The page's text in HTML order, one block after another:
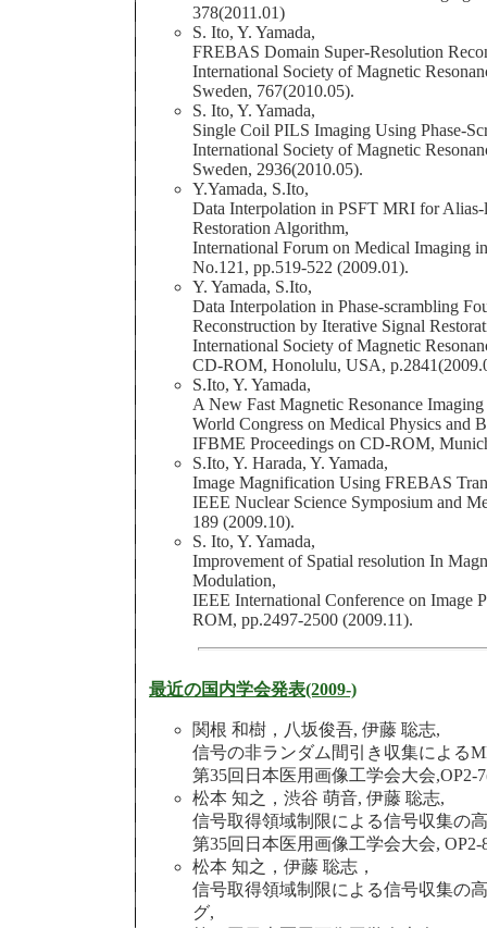
378(2011.01)
S. Ito, Y. Yamada,
FREBAS Domain Super-Resolution
International Society of Magnetic
Sweden, 767(2010.05).
S. Ito, Y. Yamada,
Single Coil PILS Imaging Using Phase-
International Society of Magnetic
Sweden, 2936(2010.05).
Y.Yamada, S.Ito,
Data Interpolation in PSFT MRI for Alias-
Restoration Algorithm,
International Forum on Medical Imaging
No.121, pp.519-522 (2009.01).
Y. Yamada, S.Ito,
Data Interpolation in Phase-scrambling
Reconstruction by Iterative Signal
International Society of Magnetic
CD-ROM, Honolulu, USA,
S.Ito, Y. Yamada,
A New Fast Magnetic Resonance
World Congress on Medical Physics and
IFBME Proceedings on CD-ROM,
S.Ito, Y. Harada, Y. Yamada,
Image Magnification Using FREBAS
IEEE Nuclear Science Symposium and
189 (2009.10).
S. Ito, Y. Yamada,
Improvement of Spatial resolution In
Modulation,
IEEE International Conference on Image
ROM, pp.2497-2500 (2009.11).
最近の国内学会発表(2009-)
関根 和樹，八坂俊吾, 伊藤 聡志,
信号の非ランダム間引き収集による
第35回日本医用画像工学会大会,OP2-
松本 知之，渋谷 萌音, 伊藤 聡志,
信号取得領域制限による信号収集の
第35回日本医用画像工学会大会, OP2-
松本 知之，伊藤 聡志，
信号取得領域制限による信号収集の
グ,